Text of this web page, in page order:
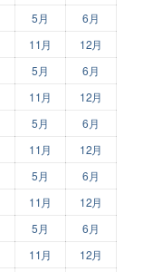
5月
6月
11月 12月
5月
6月
11月 12月
5月
6月
11月 12月
5月
6月
11月 12月
5月
6月
11月 12月